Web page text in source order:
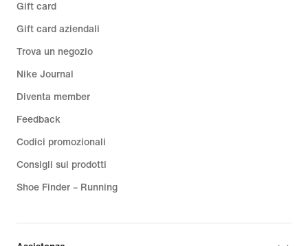
Gift card
Gift card aziendali
Trova un negozio
Nike Journal
Diventa member
Feedback
Codici promozionali
Consigli sui prodotti
Shoe Finder – Running